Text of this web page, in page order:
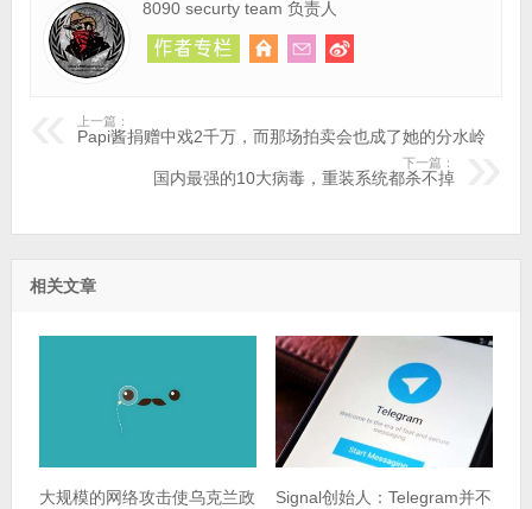
8090 securty team 负责人
上一篇：
Papi酱捐赠中戏2千万，而那场拍卖会也成了她的分水岭
下一篇：
国内最强的10大病毒，重装系统都杀不掉
相关文章
大规模的网络攻击使乌克兰政
Signal创始人：Telegram并不